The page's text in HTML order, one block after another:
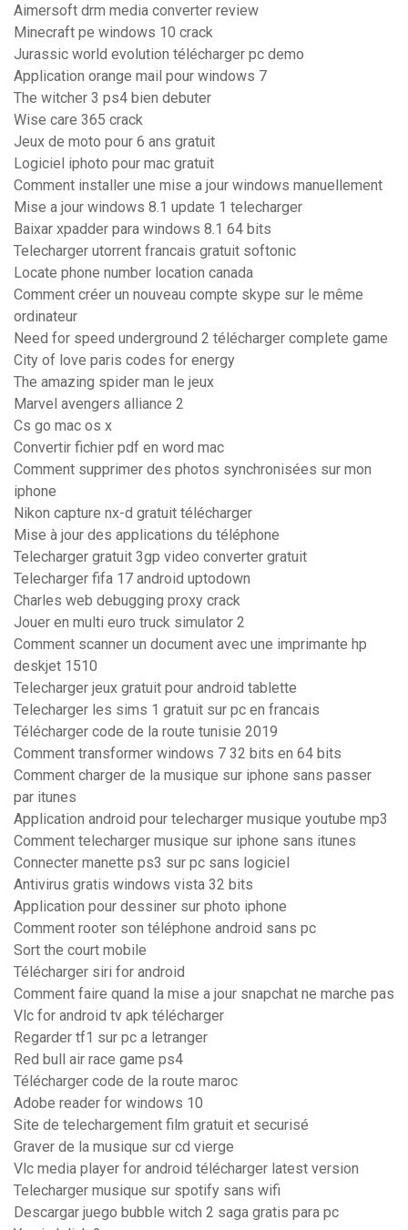
Aimersoft drm media converter review
Minecraft pe windows 10 crack
Jurassic world evolution télécharger pc demo
Application orange mail pour windows 7
The witcher 3 ps4 bien debuter
Wise care 365 crack
Jeux de moto pour 6 ans gratuit
Logiciel iphoto pour mac gratuit
Comment installer une mise a jour windows manuellement
Mise a jour windows 8.1 update 1 telecharger
Baixar xpadder para windows 8.1 64 bits
Telecharger utorrent francais gratuit softonic
Locate phone number location canada
Comment créer un nouveau compte skype sur le même
ordinateur
Need for speed underground 2 télécharger complete game
City of love paris codes for energy
The amazing spider man le jeux
Marvel avengers alliance 2
Cs go mac os x
Convertir fichier pdf en word mac
Comment supprimer des photos synchronisées sur mon
iphone
Nikon capture nx-d gratuit télécharger
Mise à jour des applications du téléphone
Telecharger gratuit 3gp video converter gratuit
Telecharger fifa 17 android uptodown
Charles web debugging proxy crack
Jouer en multi euro truck simulator 2
Comment scanner un document avec une imprimante hp
deskjet 1510
Telecharger jeux gratuit pour android tablette
Telecharger les sims 1 gratuit sur pc en francais
Télécharger code de la route tunisie 2019
Comment transformer windows 7 32 bits en 64 bits
Comment charger de la musique sur iphone sans passer
par itunes
Application android pour telecharger musique youtube mp3
Comment telecharger musique sur iphone sans itunes
Connecter manette ps3 sur pc sans logiciel
Antivirus gratis windows vista 32 bits
Application pour dessiner sur photo iphone
Comment rooter son téléphone android sans pc
Sort the court mobile
Télécharger siri for android
Comment faire quand la mise a jour snapchat ne marche pas
Vlc for android tv apk télécharger
Regarder tf1 sur pc a letranger
Red bull air race game ps4
Télécharger code de la route maroc
Adobe reader for windows 10
Site de telechargement film gratuit et securisé
Graver de la musique sur cd vierge
Vlc media player for android télécharger latest version
Telecharger musique sur spotify sans wifi
Descargar juego bubble witch 2 saga gratis para pc